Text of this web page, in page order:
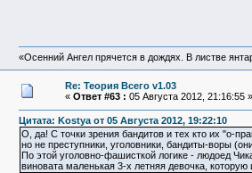
«Осенний Ангел прячется в дождях. В листве
Re: Теория Всего v1.03
« Ответ #63 : 05 Августа 2012, 21:16:55 »
Цитата: Kostya от 05 Августа 2012, 19:22:10
О, да! С точки зрения бандитов и тех кто их "о-
но не преступники, уголовники, бандиты-воры
По этой уголовно-фашисткой логике - людоед
виновата маленькая 3-х летняя девочка, которую